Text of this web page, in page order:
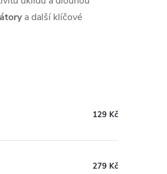
a další klíčové
129 Kč
279 Kč